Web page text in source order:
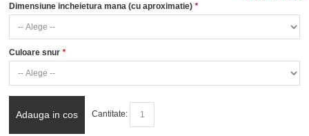
*
Dimensiune incheietura mana (cu aproximatie)
*
Culoare snur
Adauga in cos Cantitate: